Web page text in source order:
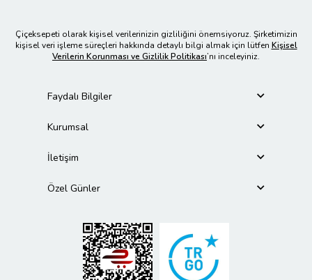
Çiçeksepeti olarak kişisel verilerinizin gizliliğini önemsiyoruz. Şirketimizin
kişisel veri işleme süreçleri hakkında detaylı bilgi almak için lütfen Kişisel
Verilerin Korunması ve Gizlilik Politikası’nı inceleyiniz.
Faydalı Bilgiler
Kurumsal
İletişim
Özel Günler